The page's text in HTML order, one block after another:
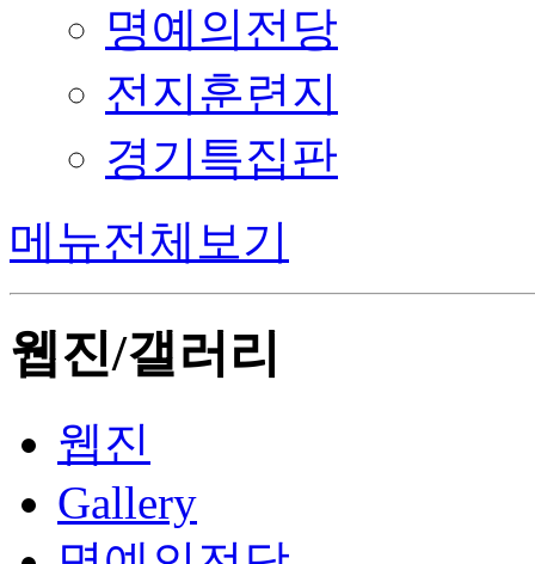
명예의전당
전지훈련지
경기특집판
메뉴전체보기
웹진/갤러리
웹진
Gallery